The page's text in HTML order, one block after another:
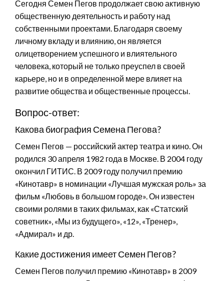
Сегодня Семен Пегов продолжает свою активную
общественную деятельность и работу над
собственными проектами. Благодаря своему
личному вкладу и влиянию, он является
олицетворением успешного и влиятельного
человека, который не только преуспел в своей
карьере, но и в определенной мере влияет на
развитие общества и общественные процессы.
Вопрос-ответ:
Какова биография Семена Пегова?
Семен Пегов — российский актер театра и кино. Он
родился 30 апреля 1982 года в Москве. В 2004 году
окончил ГИТИС. В 2009 году получил премию
«Кинотавр» в номинации «Лучшая мужская роль» за
фильм «Любовь в большом городе». Он известен
своими ролями в таких фильмах, как «Статский
советник», «Мы из будущего», «12», «Тренер»,
«Адмирал» и др.
Какие достижения имеет Семен Пегов?
Семен Пегов получил премию «Кинотавр» в 2009